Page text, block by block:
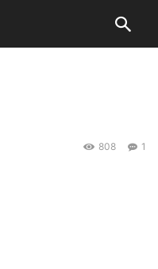
1
808